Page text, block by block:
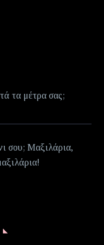
τα μέτρα σας;
σου; Μαξιλάρια,